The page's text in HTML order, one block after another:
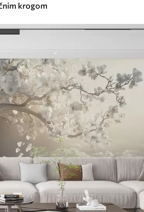
krogom